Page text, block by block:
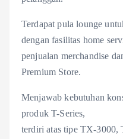
Terdapat pula lounge
dengan fasilitas home
penjualan merchandise
Premium Store.
Menjawab kebutuhan
produk T-Series,
terdiri atas tipe TX-3000,